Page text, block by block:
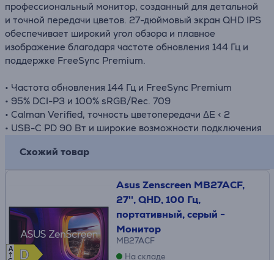
профессиональный монитор, созданный для детальной
и точной передачи цветов. 27-дюймовый экран QHD IPS
обеспечивает широкий угол обзора и плавное
изображение благодаря частоте обновления 144 Гц и
поддержке FreeSync Premium.
• Частота обновления 144 Гц и FreeSync Premium
• 95% DCI-P3 и 100% sRGB/Rec. 709
• Calman Verified, точность цветопередачи ΔE < 2
• USB-C PD 90 Вт и широкие возможности подключения
Схожий товар
D
D
A
Asus Zenscreen MB27ACF,
27'', QHD, 100 Гц,
портативный, серый -
Монитор
MB27ACF
На складе